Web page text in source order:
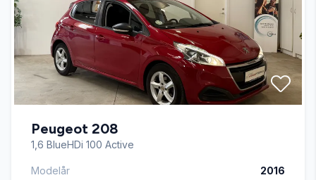
Højdejusterbare forsæder
Læderrat
Lædersæder
Servostyring
Peugeot 208
1,6 BlueHDi 100 Active
Modelår 2016